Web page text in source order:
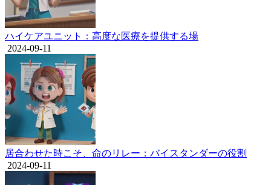
ハイケアユニット：高度な医療を提供する場
2024-09-11
居合わせた時こそ、命のリレー：バイスタンダーの役割
2024-09-11